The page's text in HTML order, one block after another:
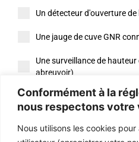
Conformément à la
nous respectons votre
Nous utilisons les cookies
Un détecteur d'ouverture
Une jauge de cuve GNR
Une surveillance de
abreuvoir)
Autre
Autres besoins